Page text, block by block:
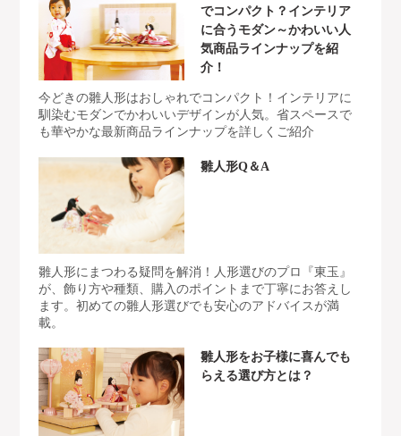
でコンパクト？インテリア
に合うモダン～かわいい人
気商品ラインナップを紹
介！
今どきの雛人形はおしゃれでコンパクト！インテリアに
馴染むモダンでかわいいデザインが人気。省スペースで
も華やかな最新商品ラインナップを詳しくご紹介
雛人形Q＆A
雛人形にまつわる疑問を解消！人形選びのプロ『東玉』
が、飾り方や種類、購入のポイントまで丁寧にお答えし
ます。初めての雛人形選びでも安心のアドバイスが満
載。
雛人形をお子様に喜んでも
らえる選び方とは？